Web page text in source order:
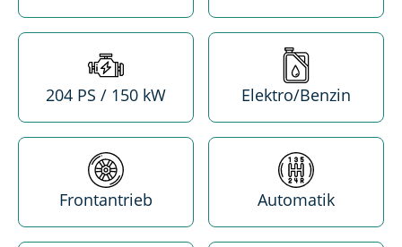
Leistung
204 PS / 150 kW
Treibstoff
Elektro/Benzin
Antrieb
Frontantrieb
Getriebe
Automatik